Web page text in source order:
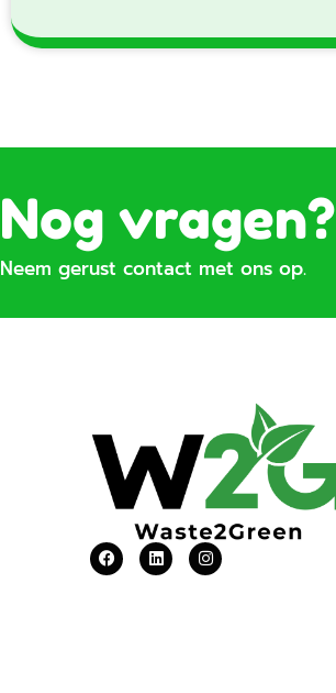
Nog vragen?
Neem gerust contact met ons op.